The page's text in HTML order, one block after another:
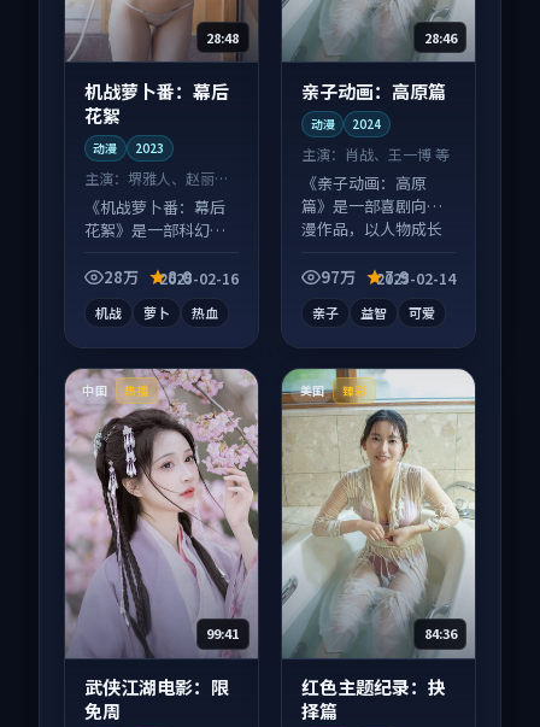
28:48
机战萝卜番：幕后
花絮
动漫 2023
主演： 堺雅人、赵丽颖
等
《机战萝卜番：幕后
花絮》是一部科幻向
发酵，适合周末一口
28万 8.0
2025-02-16
机战 萝卜 热血
28:46
亲子动画：高原篇
动漫 2024
主演： 肖战、王一博 等
《亲子动画：高原
篇》是一部喜剧向动
漫作品，以人物成长
实。97万 7.9
2025-02-14
亲子 益智 可爱
中国 热播
99:41
武侠江湖电影：限
免周
美国 臻彩
84:36
红色主题纪录：抉
择篇